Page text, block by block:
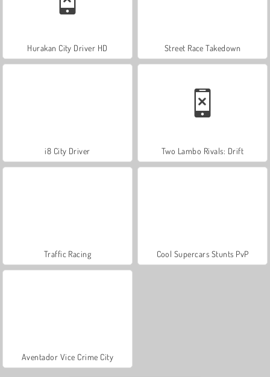
Hurakan City Driver HD Street Race Takedown
i8 City Driver Two Lambo Rivals: Drift
Traffic Racing Cool Supercars Stunts PvP
Aventador Vice Crime City